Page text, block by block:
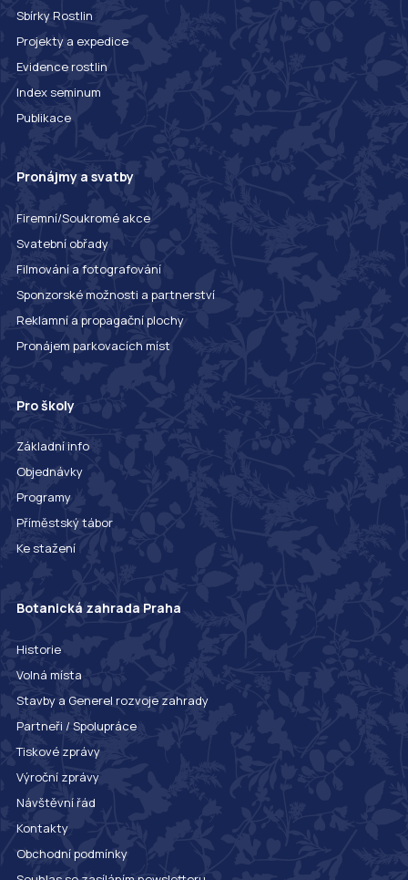
Sbírky Rostlin
Projekty a expedice
Evidence rostlin
Index seminum
Publikace
Pronájmy a svatby
Firemní/Soukromé akce
Svatební obřady
Filmování a fotografování
Sponzorské možnosti a partnerství
Reklamní a propagační plochy
Pronájem parkovacích míst
Pro školy
Základní info
Objednávky
Programy
Příměstský tábor
Ke stažení
Botanická zahrada Praha
Historie
Volná místa
Stavby a Generel rozvoje zahrady
Partneři / Spolupráce
Tiskové zprávy
Výroční zprávy
Návštěvní řád
Kontakty
Obchodní podmínky